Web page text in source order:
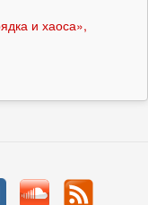
и хаоса»,